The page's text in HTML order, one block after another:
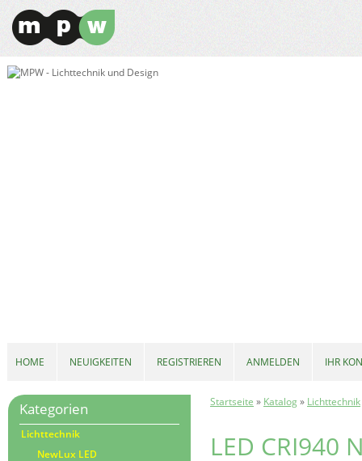
Startseite » Katalog» Lichttechnik
LED CRI940
Kategorien
Lichttechnik
NewLux LED
HOME NEUIGKEITEN REGISTRIEREN ANMELDEN IHR